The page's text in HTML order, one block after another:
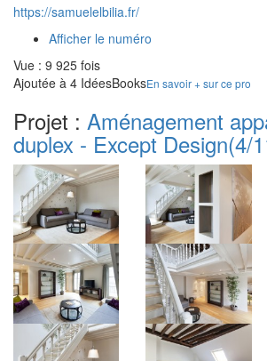
https://samuelelbilia.fr/
Afficher le numéro
Vue : 9 925 fois
Ajoutée à 4 IdéesBooksEn savoir + sur ce pro
Projet : Aménagement
duplex - Except Design(4/